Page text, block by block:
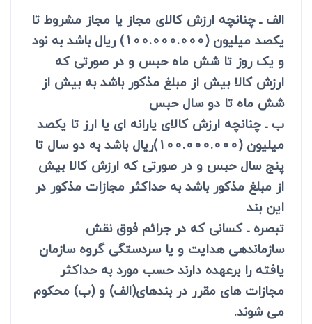
الف ـ چنانچه ارزش کالای مجاز یا مجاز مشروط تا
یکصد میلیون (100.000.000) ریال باشد به نود
و یک روز تا شش ماه حبس و در صورتی که
ارزش کالا بیش از مبلغ مذکور باشد به بیش از
شش ماه تا دو سال حبس
ب ـ چنانچه ارزش کالای یارانه ای یا ارز تا یکصد
میلیون (100.000.000)ریال باشد به دو سال تا
پنج سال حبس و در صورتی که ارزش کالا بیش
از مبلغ مذکور باشد به حداکثر مجازات مذکور در
این بند
تبصره ـ کسانی که در جرائم فوق نقش
سازماندهی هدایت و یا سردستگی گروه سازمان
یافته را برعهده دارند حسب مورد به حداکثر
مجازات های مقرر در بندهای(الف) و (ب) محکوم
می شوند.